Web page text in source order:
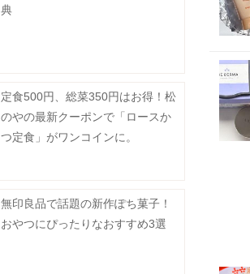
典
定食500円、総菜350円はお得！松
のやの最新クーポンで「ロースか
つ定食」がワンコインに。
無印良品で話題の新作ぽち菓子！
おやつにぴったりなおすすめ3選